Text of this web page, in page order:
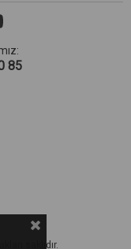
85
saklıdır.